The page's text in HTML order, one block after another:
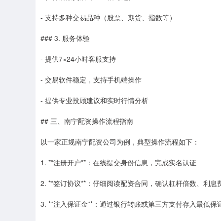
- 支持多种交易品种（股票、期货、指数等）
### 3. 服务体验
- 提供7×24小时客服支持
- 交易软件稳定，支持手机端操作
- 提供专业投顾建议和实时行情分析
## 三、南宁配资操作流程指南
以一家正规南宁配资公司为例，典型操作流程如下：
1. **注册开户**：在线提交身份信息，完成实名认证
2. **签订协议**：仔细阅读配资合同，确认杠杆倍数、利息
3. **注入保证金**：通过银行转账或第三方支付存入最低保